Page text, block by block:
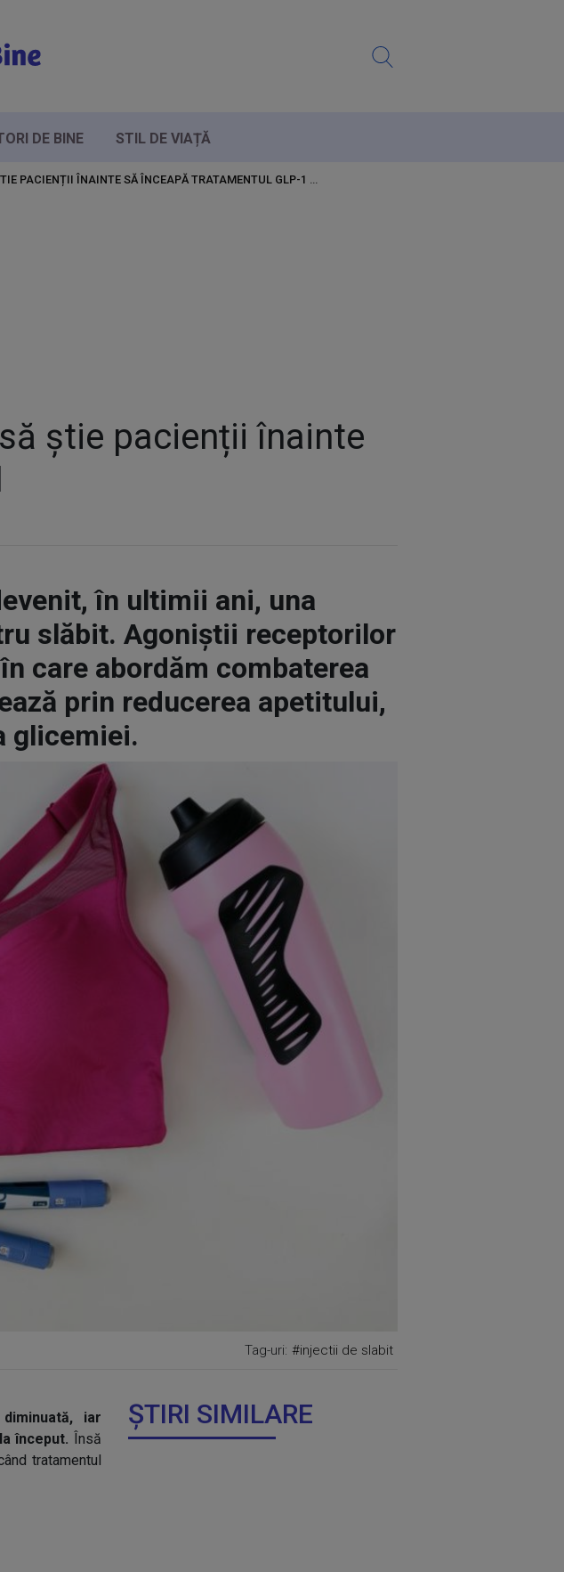
DE BINE STIL DE VIAȚĂ
PACIENȚII ÎNAINTE SĂ ÎNCEAPĂ TRATAMENTUL GLP-1
știe pacienții înainte
în ultimii ani, una
slăbit. Agoniștii receptorilor
care abordăm combaterea
prin reducerea apetitului,
glicemiei.
Tag-uri: #injectii de slabit
iar
început. Însă
tratamentul
ȘTIRI SIMILARE